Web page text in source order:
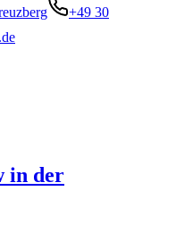
+49 30
in der